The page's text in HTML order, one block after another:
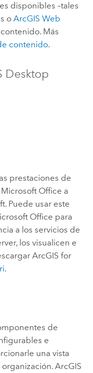
disponibles –tales
o ArcGIS Web
Más
contenido.
Desktop
prestaciones de
Office a
Puede usar este
Office para
a los servicios de
, los visualicen e
ArcGIS for
.
de
e
una vista
ArcGIS